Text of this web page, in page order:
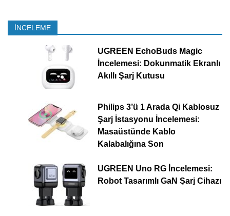
İNCELEME
UGREEN EchoBuds Magic
İncelemesi: Dokunmatik Ekranlı
Akıllı Şarj Kutusu
Philips 3’ü 1 Arada Qi Kablosuz
Şarj İstasyonu İncelemesi:
Masaüstünde Kablo
Kalabalığına Son
UGREEN Uno RG İncelemesi:
Robot Tasarımlı GaN Şarj Cihazı